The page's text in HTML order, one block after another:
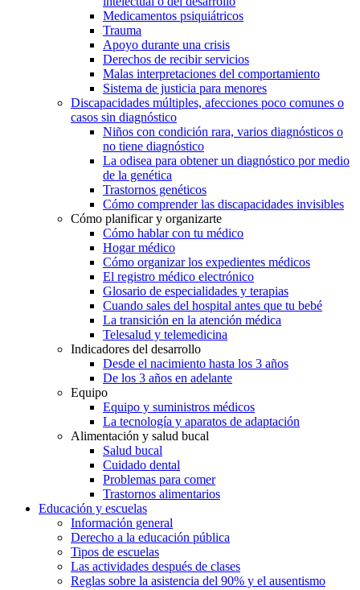
Medicamentos psiquiátricos
Trauma
Apoyo durante una crisis
Derechos de recibir servicios
Malas interpretaciones del comportamiento
Sistema de justicia para menores
Discapacidades múltiples, afecciones poco comunes o
casos sin diagnóstico
Niños con condición rara, varios diagnósticos o
no tiene diagnóstico
La odisea para obtener un diagnóstico por medio
de la genética
Trastornos genéticos
Cómo comprender las discapacidades invisibles
Cómo planificar y organizarte
Cómo hablar con tu médico
Hogar médico
Cómo organizar los expedientes médicos
El registro médico electrónico
Glosario de especialidades y terapias
Cuando sales del hospital antes que tu bebé
La transición en la atención médica
Telesalud y telemedicina
Indicadores del desarrollo
Desde el nacimiento hasta los 3 años
De los 3 años en adelante
Equipo
Equipo y suministros médicos
La tecnología y aparatos de adaptación
Alimentación y salud bucal
Salud bucal
Cuidado dental
Problemas para comer
Trastornos alimentarios
Educación y escuelas
Información general
Derecho a la educación pública
Tipos de escuelas
Las actividades después de clases
Reglas sobre la asistencia del 90% y el ausentismo